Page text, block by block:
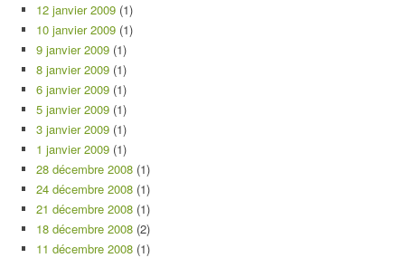
12 janvier 2009 (1)
10 janvier 2009 (1)
9 janvier 2009 (1)
8 janvier 2009 (1)
6 janvier 2009 (1)
5 janvier 2009 (1)
3 janvier 2009 (1)
1 janvier 2009 (1)
28 décembre 2008 (1)
24 décembre 2008 (1)
21 décembre 2008 (1)
18 décembre 2008 (2)
11 décembre 2008 (1)